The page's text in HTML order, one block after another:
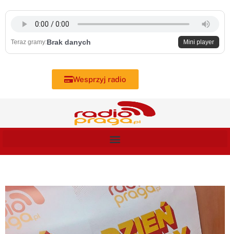
content
Teraz gramy:Brak danych Mini player
Wesprzyj radio